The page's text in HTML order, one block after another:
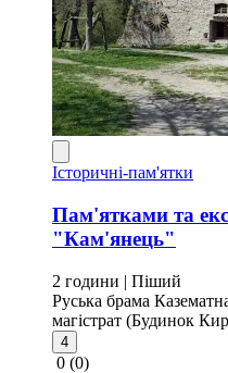
Історичні-пам'ятки
Пам'ятками та
"Кам'янець"
2 години | Піший
Руська брама
магістрат (Будинок
4
0 (0)